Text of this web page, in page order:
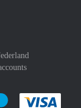
method
with :payment
Pay easily with